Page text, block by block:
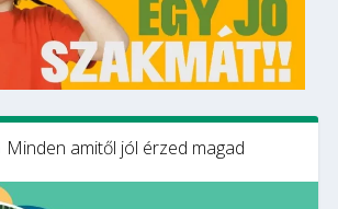
Minden amitől jól érzed magad